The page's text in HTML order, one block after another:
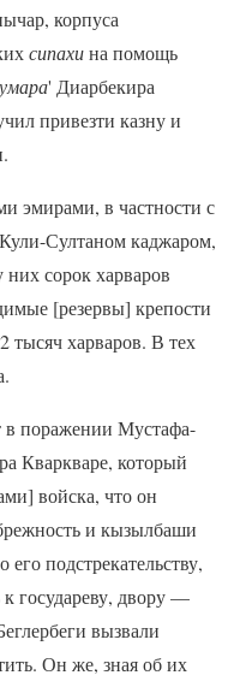
корпуса
сипахина помощь
' Диарбекира
привезти казну и
эмирами, в частности с
Султаном каджаром,
сорок харваров
[резервы] крепости
тысяч харваров. В тех
в поражении Мустафа-
Кваркваре, который
войска, что он
и кызылбаши
его подстрекательству,
к государеву, двору —
вызвали
Он же, зная об их